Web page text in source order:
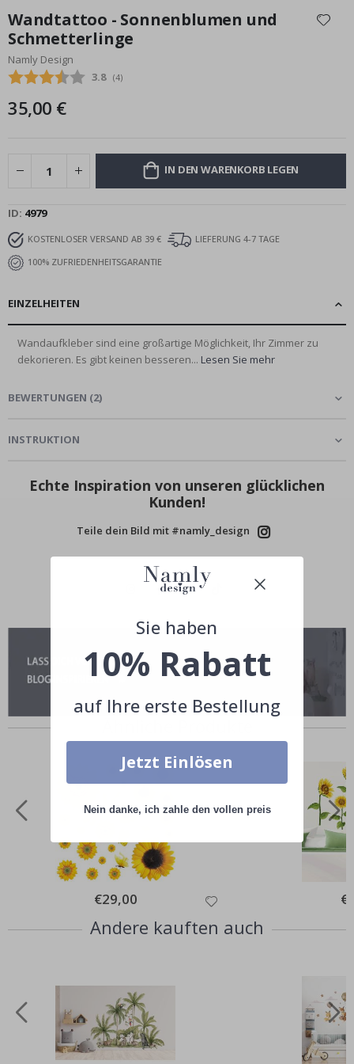
der
Bildgalerie
springen
Wandtattoo - Sonnenblumen und
Schmetterlinge
Namly Design
Durchschnittliche Bewertung:
3.8 (abgegebene bewertungen:
4)
35,00 €
IN DEN WARENKORB LEGEN
ID 4979
KOSTENLOSER VERSAND AB 39 €
LIEFERUNG 4-7 TAGE
100% ZUFRIEDENHEITSGARANTIE
EINZELHEITEN
Wandaufkleber sind eine großartige Möglichkeit, Ihr Zimmer zu
dekorieren. Es gibt keinen besseren... Lesen Sie mehr
BEWERTUNGEN (2)
INSTRUKTION
Echte Inspiration von unseren glücklichen
Kunden!
Teile dein Bild mit #namly_design
Special
Price
€29,00
Andere kauften auch
Sie haben
10% Rabatt
auf Ihre erste Bestellung
Jetzt Einlösen
Nein danke, ich zahle den vollen preis